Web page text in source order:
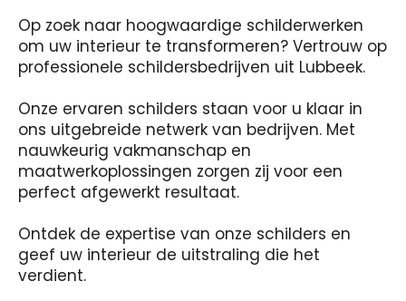
Op zoek naar hoogwaardige schilderwerken
om uw interieur te transformeren? Vertrouw op
professionele schildersbedrijven uit Lubbeek.
Onze ervaren schilders staan voor u klaar in
ons uitgebreide netwerk van bedrijven. Met
nauwkeurig vakmanschap en
maatwerkoplossingen zorgen zij voor een
perfect afgewerkt resultaat.
Ontdek de expertise van onze schilders en
geef uw interieur de uitstraling die het
verdient.